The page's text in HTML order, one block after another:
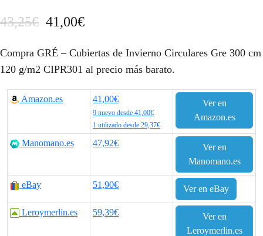
43,25€ E
p
r
c
o
o
r
41,00€E
p
r
c
o
a
Compra GRÉ – Cubiertas de Invierno Circulares Gre 300 cm
120 g/m2 CIPR301 al precio más barato.
Amazon.es 41,00€
9 nuevo desde 41,00€
1 utilizado desde 29,37€
Ver en
Amazon.es
Manomano.es 47,92€
Ver en
Manomano.es
eBay 51,90€ Ver en eBay
Leroymerlin.es 59,39€
Ver en
Leroymerlin.es